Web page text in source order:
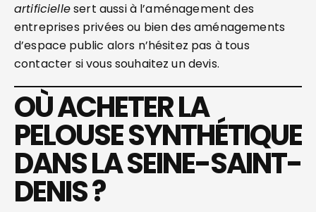
artificiellesert aussi à l’aménagement des
entreprises privées ou bien des aménagements
d’espace public alors n’hésitez pas à tous
contacter si vous souhaitez un devis.
OÙ ACHETER LA
PELOUSE SYNTHÉTIQUE
DANS LA SEINE-SAINT-
DENIS ?